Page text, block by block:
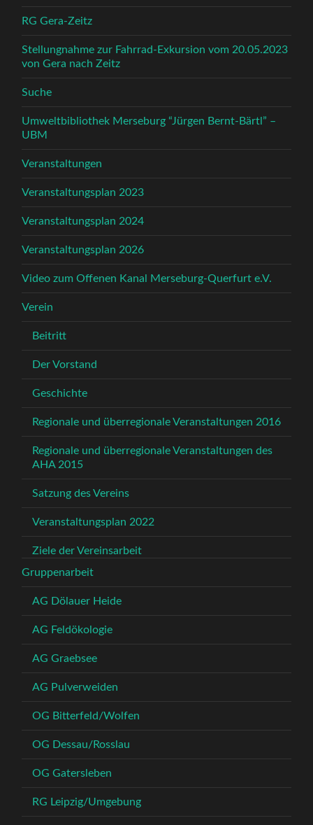
RG Gera-Zeitz
Stellungnahme zur Fahrrad-Exkursion vom 20.05.2023
von Gera nach Zeitz
Suche
Umweltbibliothek Merseburg “Jürgen Bernt-Bärtl” –
UBM
Veranstaltungen
Veranstaltungsplan 2023
Veranstaltungsplan 2024
Veranstaltungsplan 2026
Video zum Offenen Kanal Merseburg-Querfurt e.V.
Verein
Beitritt
Der Vorstand
Geschichte
Regionale und überregionale Veranstaltungen 2016
Regionale und überregionale Veranstaltungen des
AHA 2015
Satzung des Vereins
Veranstaltungsplan 2022
Ziele der Vereinsarbeit
Gruppenarbeit
AG Dölauer Heide
AG Feldökologie
AG Graebsee
AG Pulverweiden
OG Bitterfeld/Wolfen
OG Dessau/Rosslau
OG Gatersleben
RG Leipzig/Umgebung